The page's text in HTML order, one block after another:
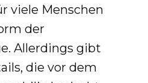
viele Menschen
der
Allerdings gibt
die vor dem